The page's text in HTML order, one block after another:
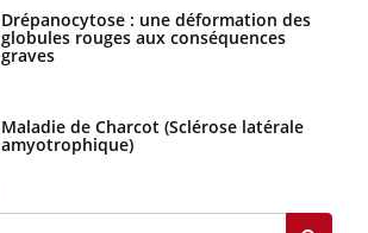
Drépanocytose : une déformation des
globules rouges aux conséquences
graves
Maladie de Charcot (Sclérose latérale
amyotrophique)